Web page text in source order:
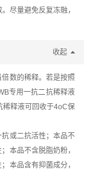
尽量避免反复冻融，
收起
数的稀释。若是按照
专用一抗二抗稀释液
稀释液可回收于4oC保
或二抗活性；本品不
本品不含脱脂奶粉，
本品含有抑菌成分，